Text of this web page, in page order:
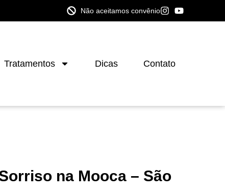
Não aceitamos convênio
Tratamentos Dicas Contato
na Mooca – São